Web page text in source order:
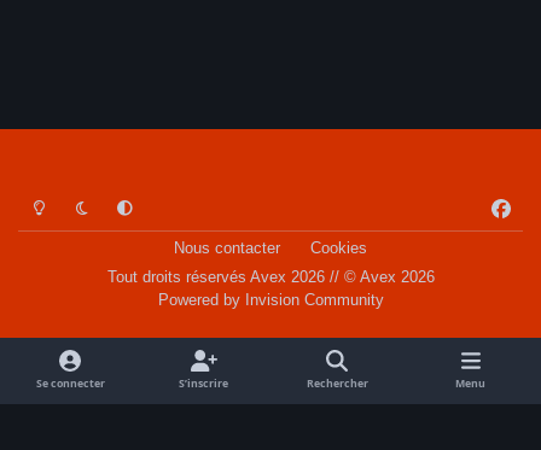
Light ModeDark ModeSystem Preference
a
o
k
Nous contacter
Cookies
Tout droits réservés Avex 2026 // © Avex 2026
Powered by Invision Community
Se connecter S’inscrire Rechercher Menu